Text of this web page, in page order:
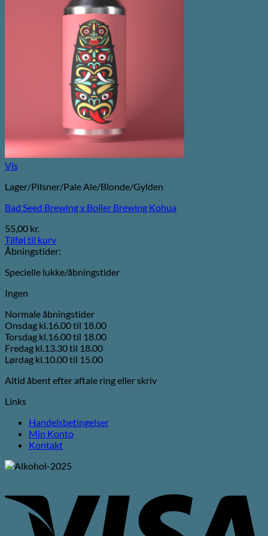
Vis
Lager/Pilsner/Pale Ale/Blonde/Gylden
Bad Seed Brewing x Boiler Brewing Kohua
55,00 kr.
Tilføj til kurv
Åbningstider:
Specielle lukke/åbningstider
Ingen
Normale åbningstider
Onsdag kl.16.00 til 18.00
Torsdag kl.16.00 til 18.00
Fredag kl.13.30 til 18.00
Lørdag kl.10.00 til 15.00
Altid åbent efter aftale ring eller skriv
Links
Handelsbetingelser
Min Konto
Kontakt